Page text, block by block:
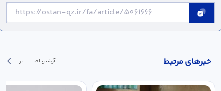
خبر‌های مرتبط آرشیو اخبـــــــــــار